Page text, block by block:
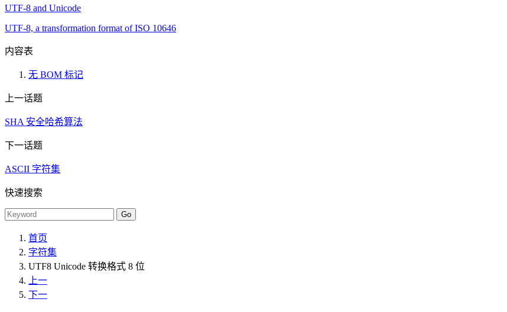
UTF-8 and Unicode
UTF-8, a transformation format of ISO 10646
内容表
无 BOM 标记
上一话题
SHA 安全哈希算法
下一话题
ASCII 字符集
快速搜索
首页
字符集
UTF8 Unicode 转换格式 8 位
上一
下一